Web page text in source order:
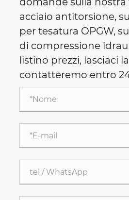
acciaio antitorsione,
per tesatura OPGW,
di compressione
listino prezzi, lasciaci
contatteremo entro